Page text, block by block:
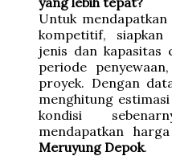
Untuk
kompetitif,
jenis dan kapasitas
periode
proyek. Dengan
menghitung
kondisi
mendapatkan
Meruyung Depok.